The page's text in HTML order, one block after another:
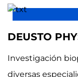
DEUSTO
Investigación
diversas